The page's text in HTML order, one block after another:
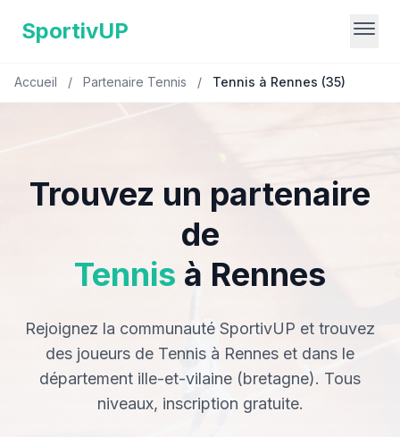
SportivUP
Accueil / Partenaire Tennis / Tennis à Rennes (35)
Trouvez un partenaire
de
Tennis à Rennes
Rejoignez la communauté SportivUP et trouvez
des joueurs de Tennis à Rennes et dans le
département ille-et-vilaine (bretagne). Tous
niveaux, inscription gratuite.